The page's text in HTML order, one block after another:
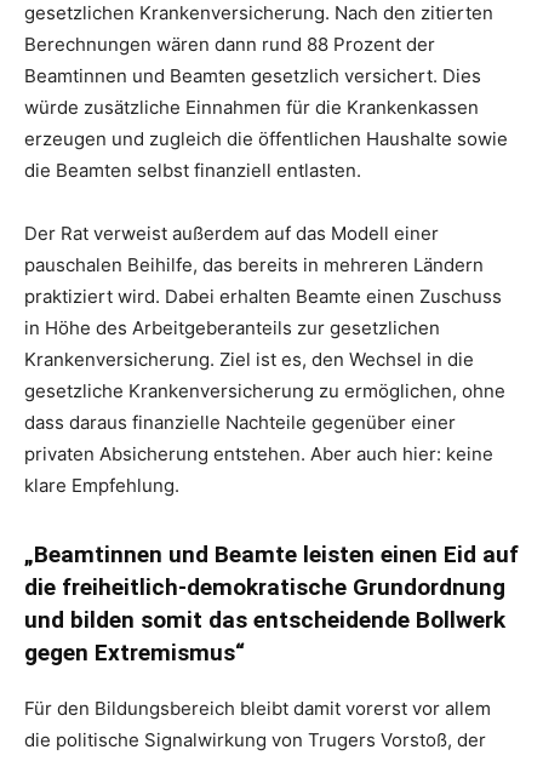
gesetzlichen Krankenversicherung. Nach den zitierten
Berechnungen wären dann rund 88 Prozent der
Beamtinnen und Beamten gesetzlich versichert. Dies
würde zusätzliche Einnahmen für die Krankenkassen
erzeugen und zugleich die öffentlichen Haushalte sowie
die Beamten selbst finanziell entlasten.
Der Rat verweist außerdem auf das Modell einer
pauschalen Beihilfe, das bereits in mehreren Ländern
praktiziert wird. Dabei erhalten Beamte einen Zuschuss
in Höhe des Arbeitgeberanteils zur gesetzlichen
Krankenversicherung. Ziel ist es, den Wechsel in die
gesetzliche Krankenversicherung zu ermöglichen, ohne
dass daraus finanzielle Nachteile gegenüber einer
privaten Absicherung entstehen. Aber auch hier: keine
klare Empfehlung.
„Beamtinnen und Beamte leisten einen Eid auf
die freiheitlich-demokratische Grundordnung
und bilden somit das entscheidende Bollwerk
gegen Extremismus“
Für den Bildungsbereich bleibt damit vorerst vor allem
die politische Signalwirkung von Trugers Vorstoß, der